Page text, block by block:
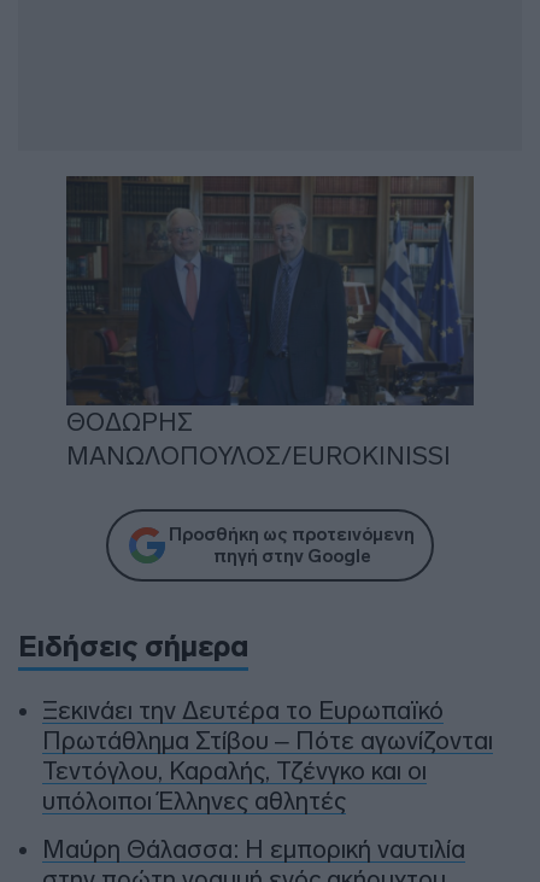
ΘΟΔΩΡΗΣ
ΜΑΝΩΛΟΠΟΥΛΟΣ/EUROKINISSI
Προσθήκη ως προτεινόμενη
πηγή στην Google
Ειδήσεις σήμερα
Ξεκινάει την Δευτέρα το Ευρωπαϊκό
Πρωτάθλημα Στίβου – Πότε αγωνίζονται
Τεντόγλου, Καραλής, Τζένγκο και οι
υπόλοιποι Έλληνες αθλητές
Μαύρη Θάλασσα: Η εμπορική ναυτιλία